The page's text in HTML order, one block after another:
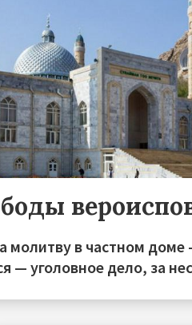
молитву в частном
— уголовное дело, за